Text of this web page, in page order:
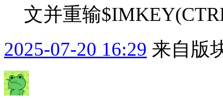
文并重输
2025-07-20 16:29 来自版